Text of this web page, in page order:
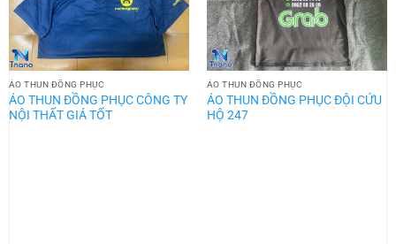
ÁO THUN ĐỒNG PHỤC
ÁO THUN ĐỒNG PHỤC CÔNG TY
NỘI THẤT GIÁ TỐT
ÁO THUN ĐỒNG PHỤC
ÁO THUN ĐỒNG PHỤC ĐỘI CỨU
HỘ 247